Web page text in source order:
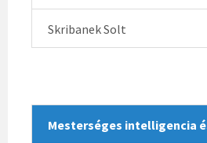
Skribanek Solt
Mesterséges intelligencia